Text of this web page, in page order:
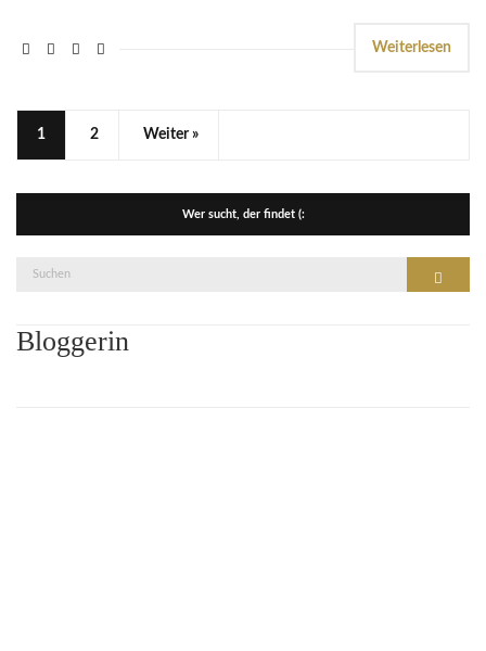
Weiterlesen
1 2 Weiter »
Wer sucht, der findet (:
Suche
Bloggerin